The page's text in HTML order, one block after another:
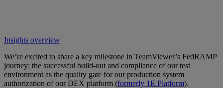
Insights overview
We’re excited to share a key milestone in TeamViewer’s FedRAMP
journey: the successful build-out and compliance of our test
environment as the quality gate for our production system
authorization of our DEX platform (formerly 1E Platform).